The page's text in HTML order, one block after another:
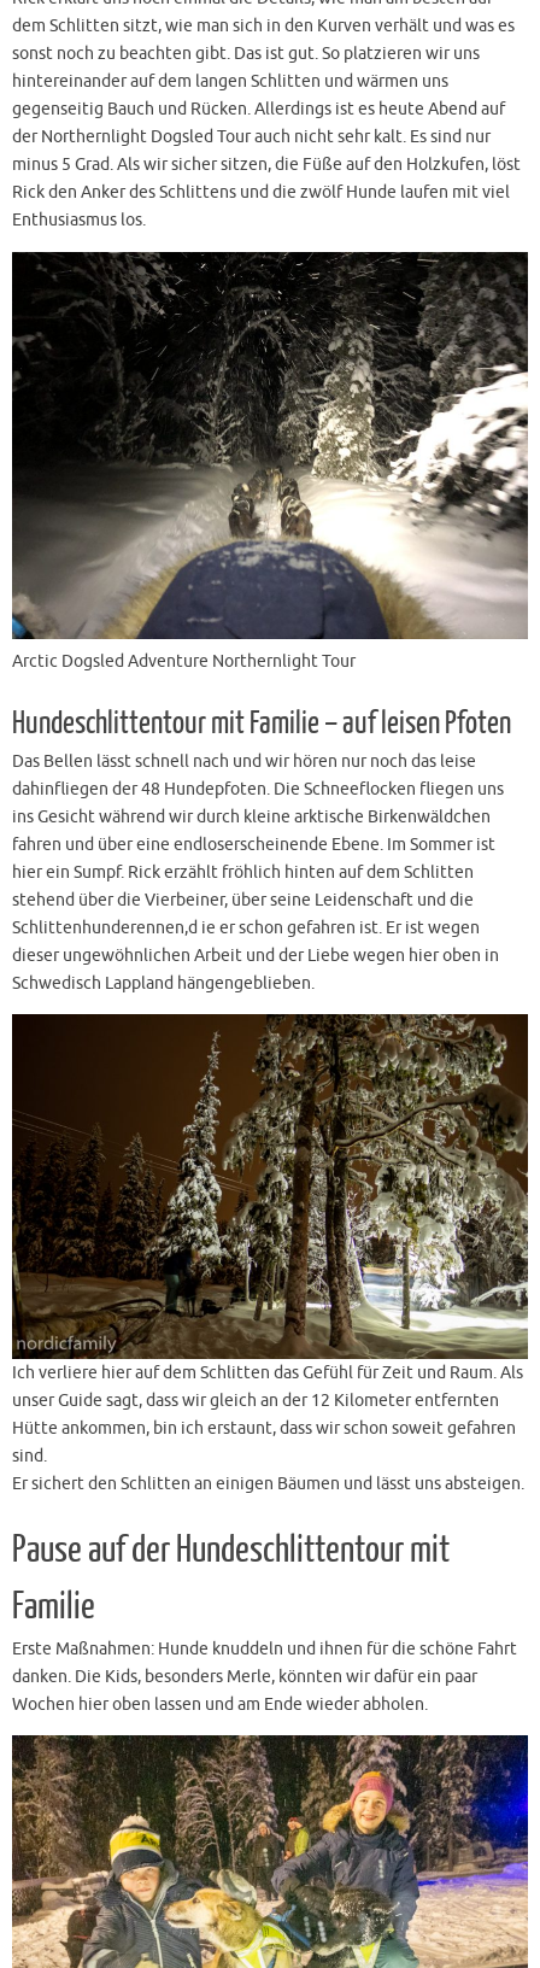
dem Schlitten sitzt, wie man sich in den Kurven verhält und was es
sonst noch zu beachten gibt. Das ist gut. So platzieren wir uns
hintereinander auf dem langen Schlitten und wärmen uns
gegenseitig Bauch und Rücken. Allerdings ist es heute Abend auf
der Northernlight Dogsled Tour auch nicht sehr kalt. Es sind nur
minus 5 Grad. Als wir sicher sitzen, die Füße auf den Holzkufen, löst
Rick den Anker des Schlittens und die zwölf Hunde laufen mit viel
Enthusiasmus los.
Arctic Dogsled Adventure Northernlight Tour
Hundeschlittentour mit Familie – auf leisen Pfoten
Das Bellen lässt schnell nach und wir hören nur noch das leise
dahinfliegen der 48 Hundepfoten. Die Schneeflocken fliegen uns
ins Gesicht während wir durch kleine arktische Birkenwäldchen
fahren und über eine endloserscheinende Ebene. Im Sommer ist
hier ein Sumpf. Rick erzählt fröhlich hinten auf dem Schlitten
stehend über die Vierbeiner, über seine Leidenschaft und die
Schlittenhunderennen,d ie er schon gefahren ist. Er ist wegen
dieser ungewöhnlichen Arbeit und der Liebe wegen hier oben in
Schwedisch Lappland hängengeblieben.
Ich verliere hier auf dem Schlitten das Gefühl für Zeit und Raum. Als
unser Guide sagt, dass wir gleich an der 12 Kilometer entfernten
Hütte ankommen, bin ich erstaunt, dass wir schon soweit gefahren
sind.
Er sichert den Schlitten an einigen Bäumen und lässt uns absteigen.
Pause auf der Hundeschlittentour mit
Familie
Erste Maßnahmen: Hunde knuddeln und ihnen für die schöne Fahrt
danken. Die Kids, besonders Merle, könnten wir dafür ein paar
Wochen hier oben lassen und am Ende wieder abholen.